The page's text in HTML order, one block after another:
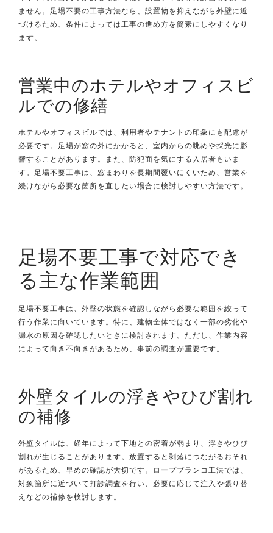
ません。足場不要の工事方法なら、設置物を抑えながら外壁に近
づけるため、条件によっては工事の進め方を簡素にしやすくなり
ます。
営業中のホテルやオフィスビ
ルでの修繕
ホテルやオフィスビルでは、利用者やテナントの印象にも配慮が
必要です。足場が窓の外にかかると、室内からの眺めや採光に影
響することがあります。また、防犯面を気にする入居者もいま
す。足場不要工事は、窓まわりを長期間覆いにくいため、営業を
続けながら必要な箇所を直したい場合に検討しやすい方法です。
足場不要工事で対応でき
る主な作業範囲
足場不要工事は、外壁の状態を確認しながら必要な範囲を絞って
行う作業に向いています。特に、建物全体ではなく一部の劣化や
漏水の原因を確認したいときに検討されます。ただし、作業内容
によって向き不向きがあるため、事前の調査が重要です。
外壁タイルの浮きやひび割れ
の補修
外壁タイルは、経年によって下地との密着が弱まり、浮きやひび
割れが生じることがあります。放置すると剥落につながるおそれ
があるため、早めの確認が大切です。ロープブランコ工法では、
対象箇所に近づいて打診調査を行い、必要に応じて注入や張り替
えなどの補修を検討します。